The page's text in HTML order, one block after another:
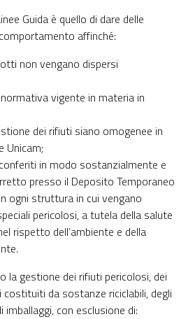
Guida è quello di dare delle
affinché:
non vengano dispersi
vigente in materia in
dei rifiuti siano omogenee in
in modo sostanzialmente e
presso il Deposito Temporaneo
ogni struttura in cui vengano
pericolosi, a tutela della salute
rispetto dell’ambiente e della
la gestione dei rifiuti pericolosi, dei
da sostanze riciclabili, degli
imballaggi, con esclusione di: